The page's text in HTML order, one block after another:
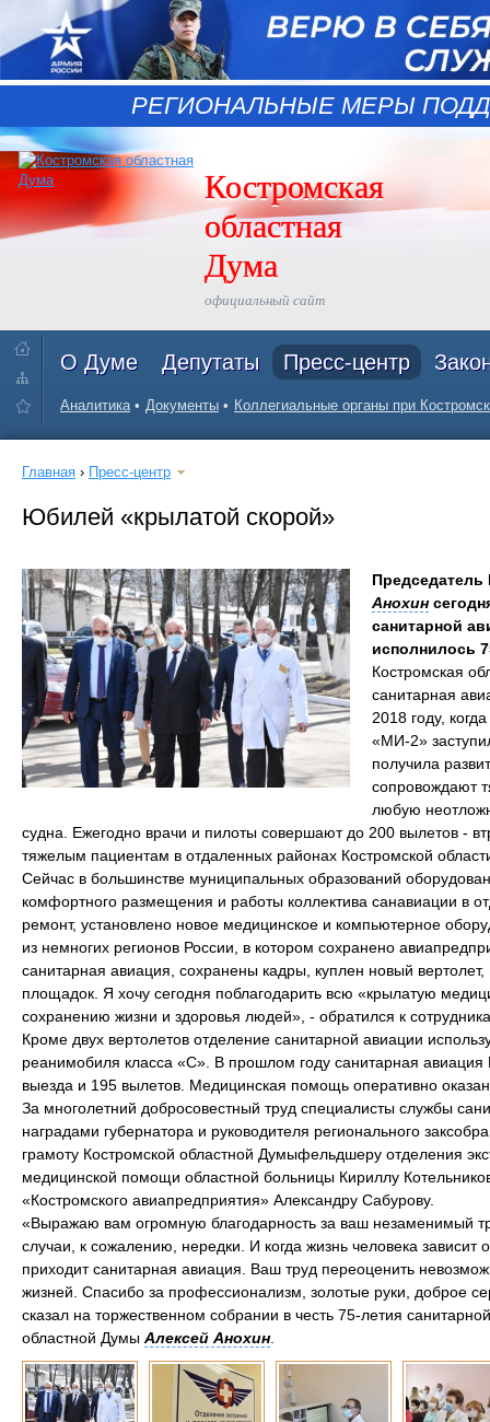
РЕГИОНАЛЬНЫЕ МЕРЫ
Костромская
областная
Дума
официальный сайт
О Думе Депутаты Пресс-центр
Аналитика Документы Коллегиальные органы при
Главная › Пресс-центр
Юбилей «крылатой скорой»
Анохин
санитарной
исполнилось
Костромская
санитарная
2018 году,
«МИ-2»
получила
сопровождают
любую
судна. Ежегодно врачи и пилоты совершают до 200 вылетов -
тяжелым пациентам в отдаленных районах Костромской
Сейчас в большинстве муниципальных образований
комфортного размещения и работы коллектива санавиации в
ремонт, установлено новое медицинское и компьютерное
из немногих регионов России, в котором сохранено
санитарная авиация, сохранены кадры, куплен новый вертолет,
площадок. Я хочу сегодня поблагодарить всю «крылатую
сохранению жизни и здоровья людей», - обратился к
Кроме двух вертолетов отделение санитарной авиации
реанимобиля класса «С». В прошлом году санитарная авиация
выезда и 195 вылетов. Медицинская помощь оперативно
За многолетний добросовестный труд специалисты службы
наградами губернатора и руководителя регионального
грамоту Костромской областной Думыфельдшеру отделения
медицинской помощи областной больницы Кириллу
«Костромского авиапредприятия» Александру Сабурову.
«Выражаю вам огромную благодарность за ваш незаменимый
случаи, к сожалению, нередки. И когда жизнь человека зависит
приходит санитарная авиация. Ваш труд переоценить
жизней. Спасибо за профессионализм, золотые руки, доброе
сказал на торжественном собрании в честь 75-летия
областной Думы Алексей Анохин